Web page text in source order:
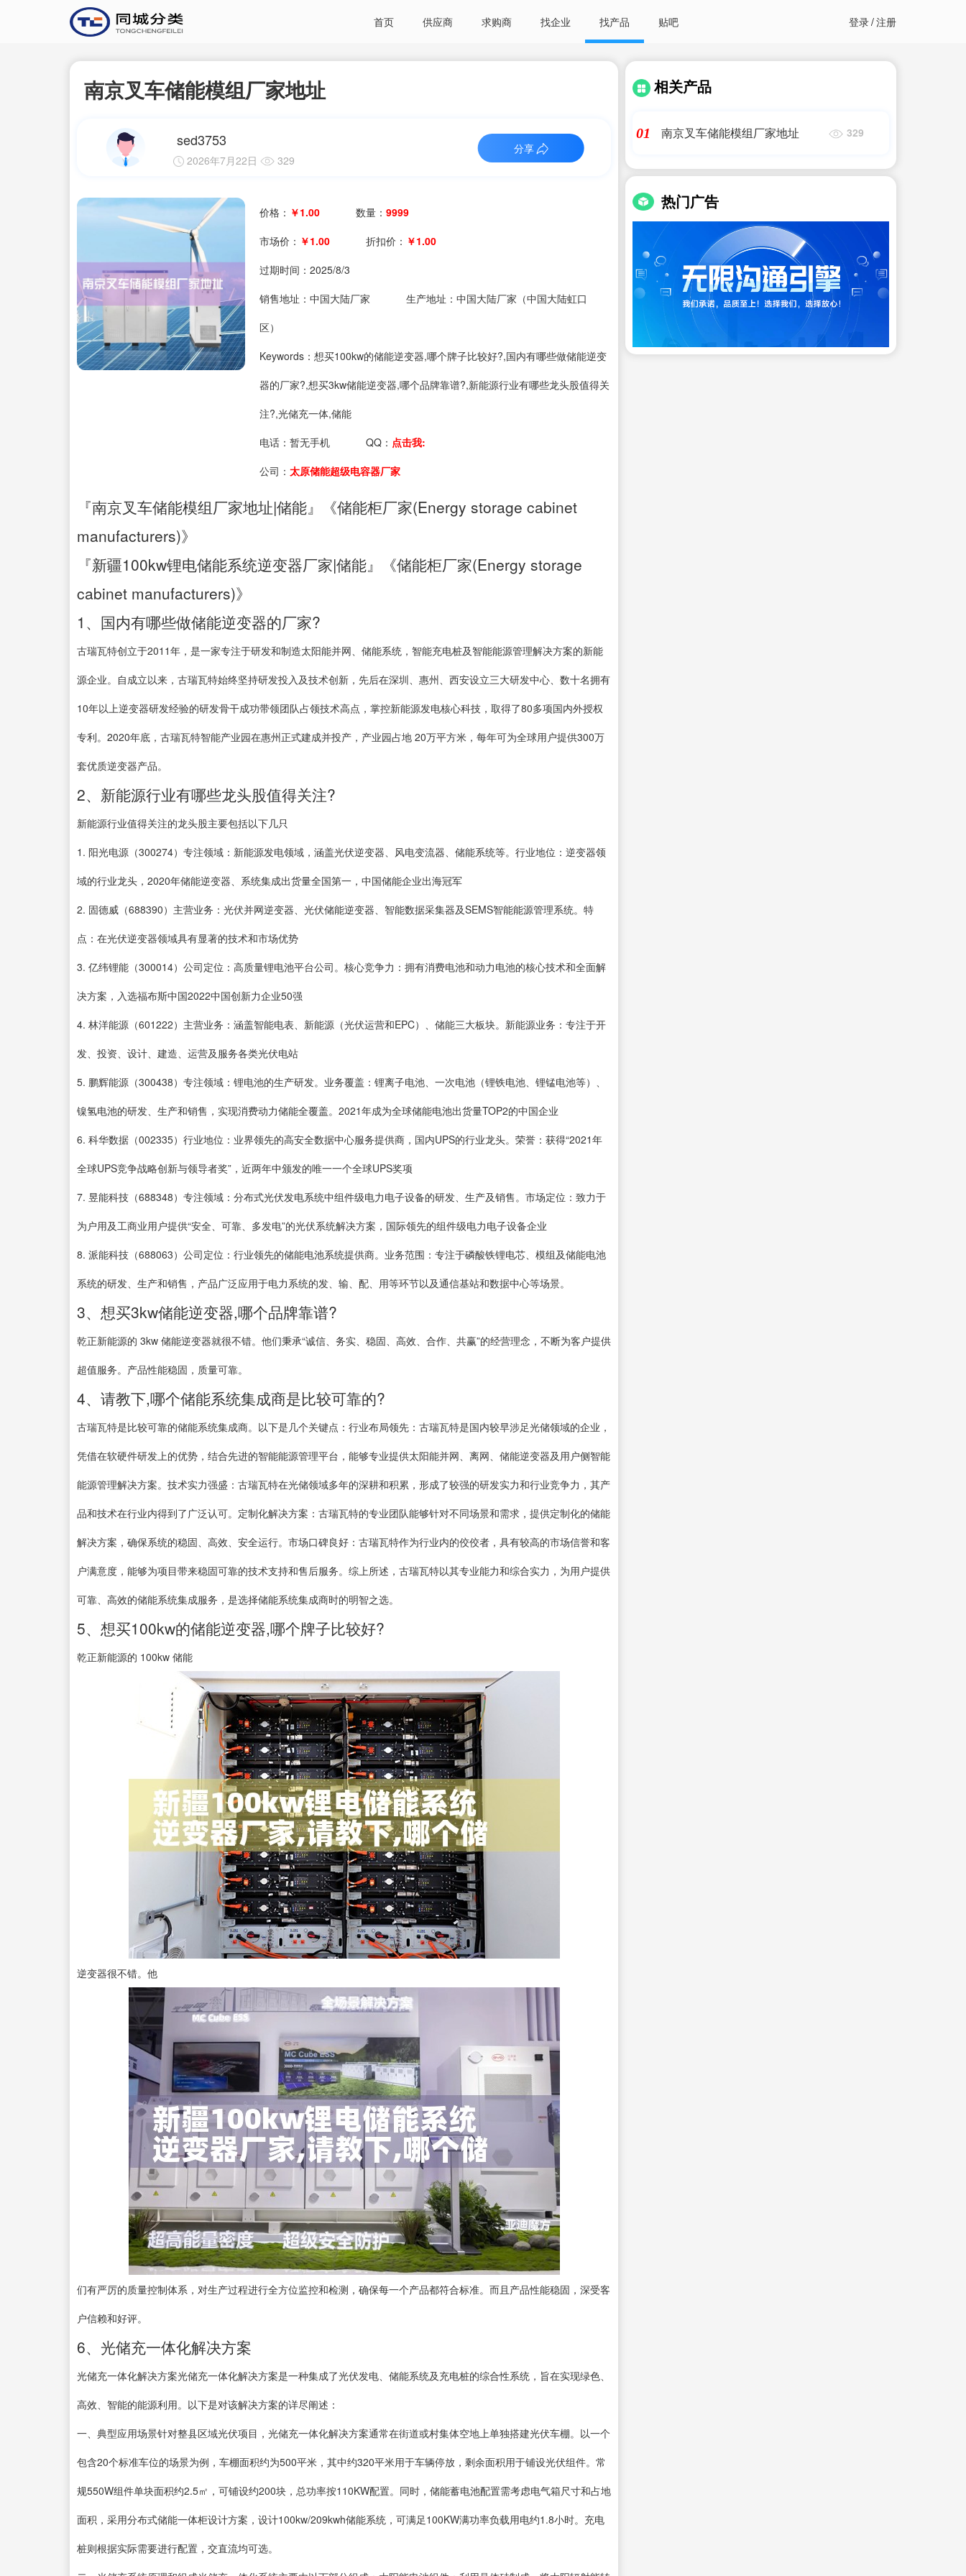
首页 供应商 求购商 找企业 找产品 贴吧 登录/注册
南京叉车储能模组厂家地址
sed3753
2026年7月22日 329
分享
价格： ￥1.00 数量：9999
市场价： ￥1.00 折扣价： ￥1.00
过期时间：2025/8/3
销售地址：中国大陆厂家
生产地址：中国大陆厂家（中国大陆虹口
区）
Keywords：想买100kw的储能逆变器,哪个牌子比较好?,国内有哪些做储能逆变
器的厂家?,想买3kw储能逆变器,哪个品牌靠谱?,新能源行业有哪些龙头股值得关
注?,光储充一体,储能
电话：暂无手机 QQ： 点击我:
公司：太原储能超级电容器厂家
『南京叉车储能模组厂家地址|储能』《储能柜厂家(Energy storage cabinet
manufacturers)》
『新疆100kw锂电储能系统逆变器厂家|储能』《储能柜厂家(Energy storage
cabinet manufacturers)》
1、国内有哪些做储能逆变器的厂家?
古瑞瓦特创立于2011年，是一家专注于研发和制造太阳能并网、储能系统，智能充电桩及智能能源管理解决方案的新能
源企业。自成立以来，古瑞瓦特始终坚持研发投入及技术创新，先后在深圳、惠州、西安设立三大研发中心、数十名拥有
10年以上逆变器研发经验的研发骨干成功带领团队占领技术高点，掌控新能源发电核心科技，取得了80多项国内外授权
专利。2020年底，古瑞瓦特智能产业园在惠州正式建成并投产，产业园占地 20万平方米，每年可为全球用户提供300万
套优质逆变器产品。
2、新能源行业有哪些龙头股值得关注?
新能源行业值得关注的龙头股主要包括以下几只
1. 阳光电源（300274）专注领域：新能源发电领域，涵盖光伏逆变器、风电变流器、储能系统等。行业地位：逆变器领
域的行业龙头，2020年储能逆变器、系统集成出货量全国第一，中国储能企业出海冠军
2. 固德威（688390）主营业务：光伏并网逆变器、光伏储能逆变器、智能数据采集器及SEMS智能能源管理系统。特
点：在光伏逆变器领域具有显著的技术和市场优势
3. 亿纬锂能（300014）公司定位：高质量锂电池平台公司。核心竞争力：拥有消费电池和动力电池的核心技术和全面解
决方案，入选福布斯中国2022中国创新力企业50强
4. 林洋能源（601222）主营业务：涵盖智能电表、新能源（光伏运营和EPC）、储能三大板块。新能源业务：专注于开
发、投资、设计、建造、运营及服务各类光伏电站
5. 鹏辉能源（300438）专注领域：锂电池的生产研发。业务覆盖：锂离子电池、一次电池（锂铁电池、锂锰电池等）、
镍氢电池的研发、生产和销售，实现消费动力储能全覆盖。2021年成为全球储能电池出货量TOP2的中国企业
6. 科华数据（002335）行业地位：业界领先的高安全数据中心服务提供商，国内UPS的行业龙头。荣誉：获得“2021年
全球UPS竞争战略创新与领导者奖”，近两年中颁发的唯一一个全球UPS奖项
7. 昱能科技（688348）专注领域：分布式光伏发电系统中组件级电力电子设备的研发、生产及销售。市场定位：致力于
为户用及工商业用户提供“安全、可靠、多发电”的光伏系统解决方案，国际领先的组件级电力电子设备企业
8. 派能科技（688063）公司定位：行业领先的储能电池系统提供商。业务范围：专注于磷酸铁锂电芯、模组及储能电池
系统的研发、生产和销售，产品广泛应用于电力系统的发、输、配、用等环节以及通信基站和数据中心等场景。
3、想买3kw储能逆变器,哪个品牌靠谱?
乾正新能源的 3kw 储能逆变器就很不错。他们秉承“诚信、务实、稳固、高效、合作、共赢”的经营理念，不断为客户提供
超值服务。产品性能稳固，质量可靠。
4、请教下,哪个储能系统集成商是比较可靠的?
古瑞瓦特是比较可靠的储能系统集成商。以下是几个关键点：行业布局领先：古瑞瓦特是国内较早涉足光储领域的企业，
凭借在软硬件研发上的优势，结合先进的智能能源管理平台，能够专业提供太阳能并网、离网、储能逆变器及用户侧智能
能源管理解决方案。技术实力强盛：古瑞瓦特在光储领域多年的深耕和积累，形成了较强的研发实力和行业竞争力，其产
品和技术在行业内得到了广泛认可。定制化解决方案：古瑞瓦特的专业团队能够针对不同场景和需求，提供定制化的储能
解决方案，确保系统的稳固、高效、安全运行。市场口碑良好：古瑞瓦特作为行业内的佼佼者，具有较高的市场信誉和客
户满意度，能够为项目带来稳固可靠的技术支持和售后服务。综上所述，古瑞瓦特以其专业能力和综合实力，为用户提供
可靠、高效的储能系统集成服务，是选择储能系统集成商时的明智之选。
5、想买100kw的储能逆变器,哪个牌子比较好?
乾正新能源的 100kw 储能
逆变器很不错。他
们有严厉的质量控制体系，对生产过程进行全方位监控和检测，确保每一个产品都符合标准。而且产品性能稳固，深受客
户信赖和好评。
6、光储充一体化解决方案
光储充一体化解决方案光储充一体化解决方案是一种集成了光伏发电、储能系统及充电桩的综合性系统，旨在实现绿色、
高效、智能的能源利用。以下是对该解决方案的详尽阐述：
一、典型应用场景针对整县区域光伏项目，光储充一体化解决方案通常在街道或村集体空地上单独搭建光伏车棚。以一个
包含20个标准车位的场景为例，车棚面积约为500平米，其中约320平米用于车辆停放，剩余面积用于铺设光伏组件。常
规550W组件单块面积约2.5㎡，可铺设约200块，总功率按110KW配置。同时，储能蓄电池配置需考虑电气箱尺寸和占地
面积，采用分布式储能一体柜设计方案，设计100kw/209kwh储能系统，可满足100KW满功率负载用电约1.8小时。充电
桩则根据实际需要进行配置，交直流均可选。
相关产品
01 南京叉车储能模组厂家地址 329
热门广告